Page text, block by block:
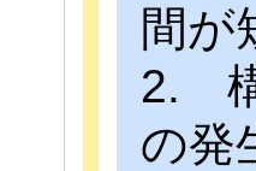
間が
2.
の発